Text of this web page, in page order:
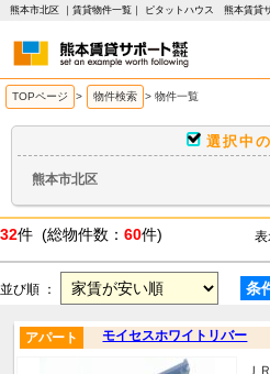
熊本市北区 ｜賃貸物件一覧｜ ピタットハウス 熊本賃貸
TOPページ > 物件検索 > 物件一覧
選択中
熊本市北区
32件 (総物件数： 60件) 表
並び順 ： 条
モイセスホワイトリバー
アパート
Ｊ